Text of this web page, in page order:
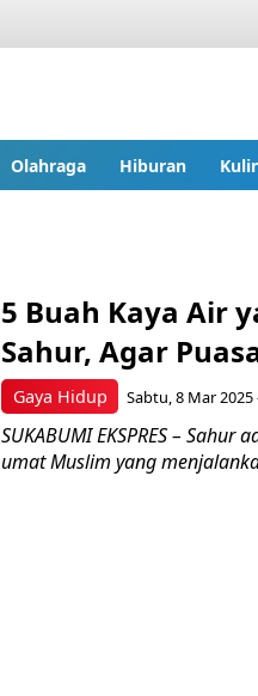
Olahraga Hiburan
Gaya Hidup
5 Buah Kaya Air
Sahur, Agar
Sabtu, 8 Mar 2025
SUKABUMI EKSPRES –
umat Muslim yang